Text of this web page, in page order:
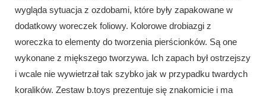
wygląda sytuacja z ozdobami, które były zapakowane w
dodatkowy woreczek foliowy. Kolorowe drobiazgi z
woreczka to elementy do tworzenia pierścionków. Są one
wykonane z miększego tworzywa. Ich zapach był ostrzejszy
i wcale nie wywietrzał tak szybko jak w przypadku twardych
koralików. Zestaw b.toys prezentuje się znakomicie i ma